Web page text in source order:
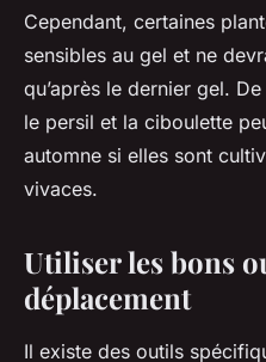
Cependant, certaines
sensibles au gel et ne
qu’après le dernier gel.
le persil et la ciboulette
automne si elles sont
vivaces.
Utiliser les bons
déplacement
Il existe des outils